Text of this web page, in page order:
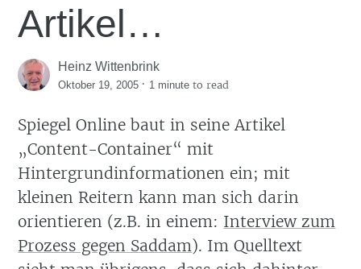
Artikel…
Heinz Wittenbrink
Oktober 19, 2005 · 1 minute to read
Spiegel Online baut in seine Artikel
Content-Container
mit
Hintergrundinformationen ein; mit
kleinen Reitern kann man sich darin
orientieren (z.B. in einem: Interview zum
Prozess gegen Saddam). Im Quelltext